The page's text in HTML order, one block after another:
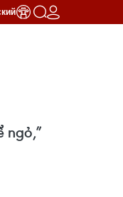
ngỏ,”